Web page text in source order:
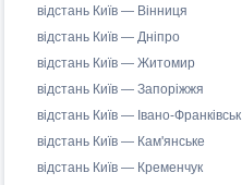
відстань Київ — Вінниця
відстань Київ — Дніпро
відстань Київ — Житомир
відстань Київ — Запоріжжя
відстань Київ — Івано-Франківськ
відстань Київ — Кам'янське
відстань Київ — Кременчук